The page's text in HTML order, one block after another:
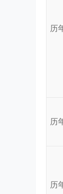
堂
学
升
年
文
人
奖，在全国
一
时
历
历
历